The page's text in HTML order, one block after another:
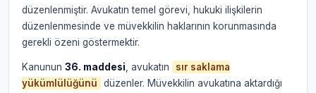
düzenlenmiştir. Avukatın temel görevi, hukuki ilişkilerin
düzenlenmesinde ve müvekkilin haklarının korunmasında
gerekli özeni göstermektir.
Kanunun 36. maddesi , avukatın
sır saklama
yükümlülüğünü
düzenler. Müvekkilin avukatına aktardığı